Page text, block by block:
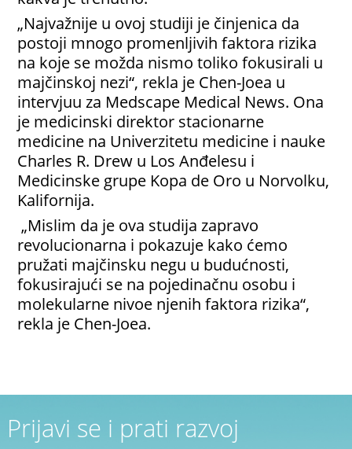
„Najvažnije u ovoj studiji je činjenica da
postoji mnogo promenljivih faktora rizika
na koje se možda nismo toliko fokusirali u
majčinskoj nezi“, rekla je Chen-Joea u
intervjuu za Medscape Medical News. Ona
je medicinski direktor stacionarne
medicine na Univerzitetu medicine i nauke
Charles R. Drew u Los Anđelesu i
Medicinske grupe Kopa de Oro u Norvolku,
Kalifornija.
„Mislim da je ova studija zapravo
revolucionarna i pokazuje kako ćemo
pružati majčinsku negu u budućnosti,
fokusirajući se na pojedinačnu osobu i
molekularne nivoe njenih faktora rizika“,
rekla je Chen-Joea.
Prijavi se i prati razvoj